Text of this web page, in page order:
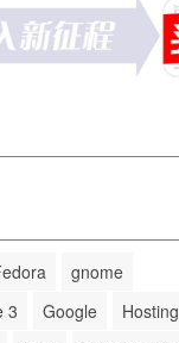
gnome
3 Google Hosting